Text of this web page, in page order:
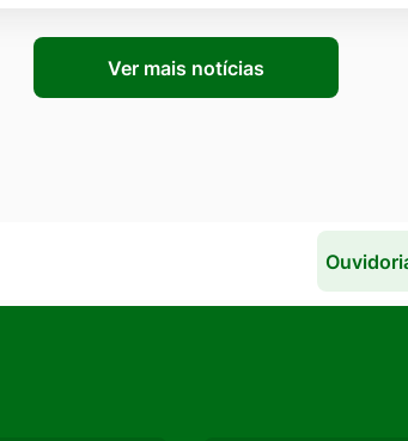
Ver mais notícias